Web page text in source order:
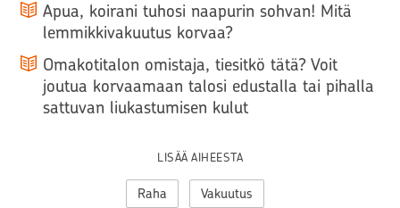
Apua, koirani tuhosi naapurin sohvan! Mitä
lemmikkivakuutus korvaa?
Omakotitalon omistaja, tiesitkö tätä? Voit
joutua korvaamaan talosi edustalla tai pihalla
sattuvan liukastumisen kulut
LISÄÄ AIHEESTA
Raha Vakuutus